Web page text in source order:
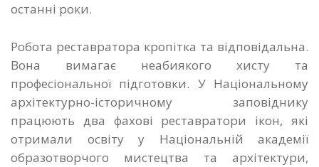
останні роки.
Робота реставратора кропітка та відповідальна.
Вона вимагає неабиякого хисту та
професіональної підготовки. У Національному
архітектурно-історичному заповіднику
працюють два фахові реставратори ікон, які
отримали освіту у Національній академії
образотворчого мистецтва та архітектури,